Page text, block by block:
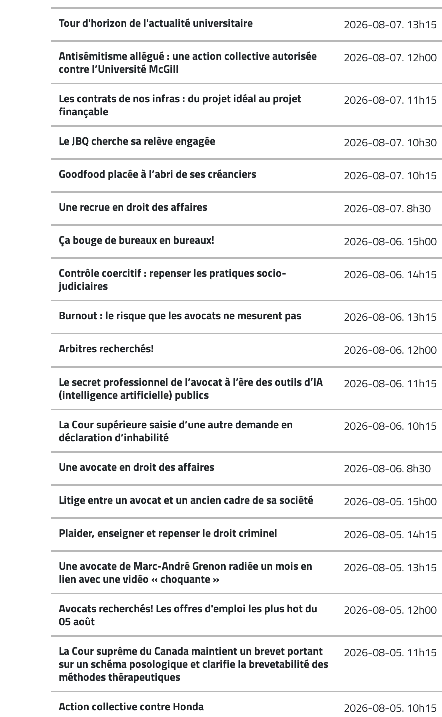
entreprises
Solutions de
recrutements
TROUVEZ-
S’abonner
Politique de
confidentialité
Tour d'horizon de l'actualité universitaire
2026-08-07. 13h15
Antisémitisme allégué : une action collective autorisée
contre l’Université McGill
2026-08-07. 12h00
Les contrats de nos infras : du projet idéal au projet
finançable
2026-08-07. 11h15
Le JBQ cherche sa relève engagée
2026-08-07. 10h30
Goodfood placée à l’abri de ses créanciers
2026-08-07. 10h15
Une recrue en droit des affaires
2026-08-07. 8h30
Ça bouge de bureaux en bureaux!
2026-08-06. 15h00
Contrôle coercitif : repenser les pratiques socio-
judiciaires
2026-08-06. 14h15
Burnout : le risque que les avocats ne mesurent pas
2026-08-06. 13h15
Arbitres recherchés!
2026-08-06. 12h00
Le secret professionnel de l’avocat à l’ère des outils d’IA
(intelligence artificielle) publics
2026-08-06. 11h15
La Cour supérieure saisie d’une autre demande en
déclaration d’inhabilité
2026-08-06. 10h15
Une avocate en droit des affaires
2026-08-06. 8h30
Litige entre un avocat et un ancien cadre de sa société
2026-08-05. 15h00
Plaider, enseigner et repenser le droit criminel
2026-08-05. 14h15
Une avocate de Marc-André Grenon radiée un mois en
lien avec une vidéo « choquante »
2026-08-05. 13h15
Avocats recherchés! Les offres d'emploi les plus hot du
05 août
2026-08-05. 12h00
La Cour suprême du Canada maintient un brevet portant
sur un schéma posologique et clarifie la brevetabilité des
méthodes thérapeutiques
2026-08-05. 11h15
Action collective contre Honda
2026-08-05. 10h15